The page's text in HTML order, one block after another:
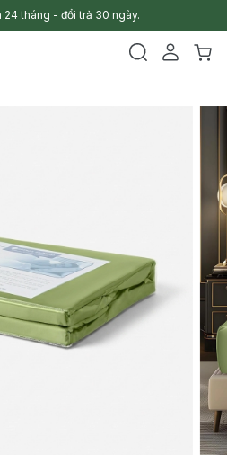
24 tháng - đổi trả 30 ngày.